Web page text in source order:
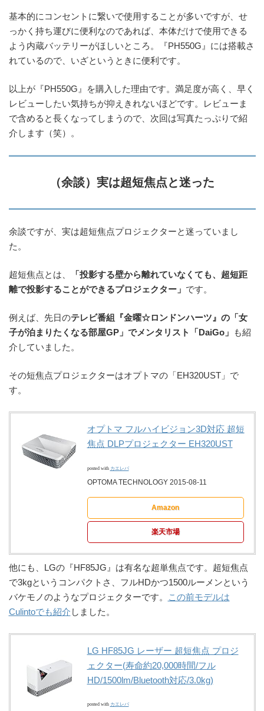
基本的にコンセントに繋いで使用することが多いですが、せ
っかく持ち運びに便利なのであれば、本体だけで使用できる
よう内蔵バッテリーがほしいところ。『PH550G』には搭載さ
れているので、いざというときに便利です。
以上が『PH550G』を購入した理由です。満足度が高く、早く
レビューしたい気持ちが抑えきれないほどです。レビューま
で含めると長くなってしまうので、次回は写真たっぷりで紹
介します（笑）。
（余談）実は超短焦点と迷った
余談ですが、実は超短焦点プロジェクターと迷っていまし
た。
超短焦点とは、
「投影する壁から離れていなくても、超短距
離で投影することができるプロジェクター」 です。
例えば、先日のテレビ番組『金曜☆ロンドンハーツ』の「女
子が泊まりたくなる部屋GP」でメンタリスト「DaiGo」
も紹
介していました。
その短焦点プロジェクターはオプトマの「EH320UST」で
す。
オプトマ フルハイビジョン3D対応 超短
焦点 DLPプロジェクター EH320UST
posted with カエレバ
OPTOMA TECHNOLOGY 2015-08-11
Amazon
楽天市場
他にも、LGの『HF85JG』は有名な超単焦点です。超短焦点
で3kgというコンパクトさ、フルHDかつ1500ルーメンという
バケモノのようなプロジェクターです。
この前モデルは
Culintoでも紹介 しました。
LG HF85JG レーザー 超短焦点 プロジ
ェクター(寿命約20,000時間/フル
HD/1500lm/Bluetooth対応/3.0kg)
posted with カエレバ